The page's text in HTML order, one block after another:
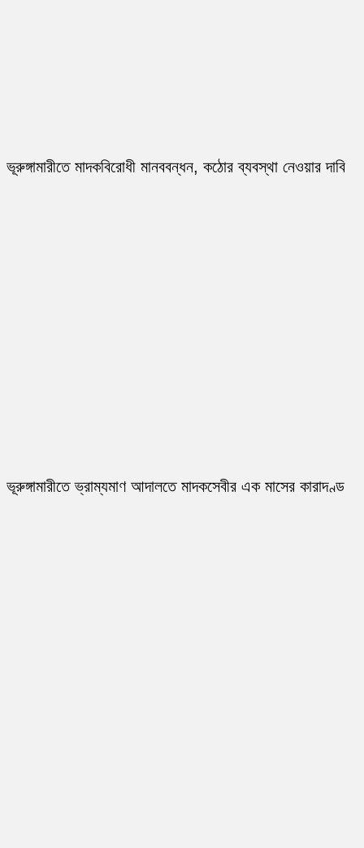
ভূরুঙ্গামারীতে মাদকবিরোধী মানববন্ধন, কঠোর ব্যবস্থা নেওয়ার দাবি
ভূরুঙ্গামারীতে ভ্রাম্যমাণ আদালতে মাদকসেবীর এক মাসের কারাদণ্ড